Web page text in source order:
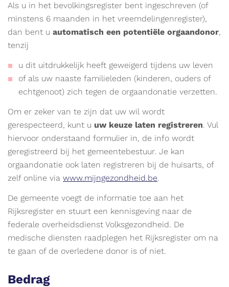
Als u in het bevolkingsregister bent ingeschreven (of
minstens 6 maanden in het vreemdelingenregister),
dan bent u automatisch een potentiële orgaandonor,
tenzij
u dit uitdrukkelijk heeft geweigerd tijdens uw leven
of als uw naaste familieleden (kinderen, ouders of
echtgenoot) zich tegen de orgaandonatie verzetten.
Om er zeker van te zijn dat uw wil wordt
gerespecteerd, kunt u uw keuze laten registreren. Vul
hiervoor onderstaand formulier in, de info wordt
geregistreerd bij het gemeentebestuur. Je kan
orgaandonatie ook laten registreren bij de huisarts, of
zelf online via www.mijngezondheid.be.
De gemeente voegt de informatie toe aan het
Rijksregister en stuurt een kennisgeving naar de
federale overheidsdienst Volksgezondheid. De
medische diensten raadplegen het Rijksregister om na
te gaan of de overledene donor is of niet.
Bedrag